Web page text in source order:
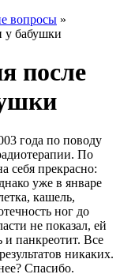
вопросы »
у бабушки
после
года по поводу
По
себя прекрасно:
уже в январе
кашель,
ног до
не показал, ей
и панкреотит. Все
никаких.
Спасибо.